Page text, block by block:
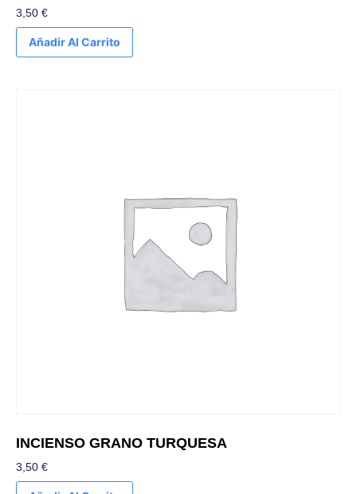
3,50 €
Añadir Al Carrito
INCIENSO GRANO TURQUESA
3,50 €